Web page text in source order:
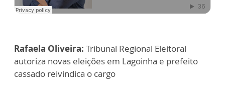
Rafaela Oliveira: Tribunal Regional Eleitoral
autoriza novas eleições em Lagoinha e prefeito
cassado reivindica o cargo